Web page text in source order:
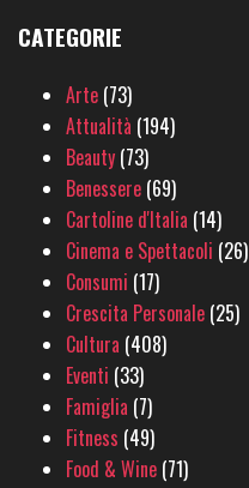
CATEGORIE
Arte (73)
Attualità (194)
Beauty (73)
Benessere (69)
Cartoline d'Italia (14)
Cinema e Spettacoli (26)
Consumi (17)
Crescita Personale (25)
Cultura (408)
Eventi (33)
Famiglia (7)
Fitness (49)
Food & Wine (71)